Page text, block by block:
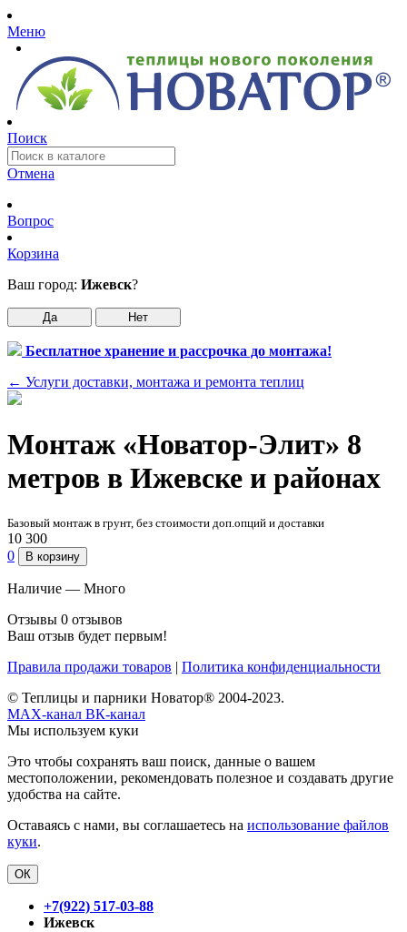
Меню
Поиск
Отмена
Вопрос
Корзина
Ваш город: Ижевск?
Да Нет
Бесплатное хранение и рассрочка до монтажа!
← Услуги доставки, монтажа и ремонта теплиц
Монтаж «Новатор-Элит» 8
метров в Ижевске и районах
Базовый монтаж в грунт, без стоимости доп.опций и доставки
10 300
0
В корзину
Наличие — Много
Отзывы 0 отзывов
Ваш отзыв будет первым!
Правила продажи товаров | Политика конфиденциальности
© Теплицы и парники Новатор® 2004-2023.
MAX-канал ВК-канал
Мы используем куки
Это чтобы сохранять ваш поиск, данные о вашем
местоположении, рекомендовать полезное и создавать другие
удобства на сайте.
Оставаясь с нами, вы соглашаетесь на использование файлов
куки.
ОК
+7(922) 517-03-88
Ижевск